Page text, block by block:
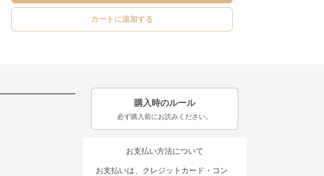
カートに追加する
購入時のルール
必ず購入前にお読みください。
お支払い方法について
お支払いは、クレジットカード・コン